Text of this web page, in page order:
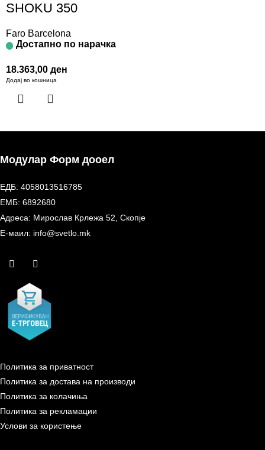
SHOKU 350
Faro Barcelona
Достапно по нарачка
18.363,00 ден
Додај во кошница
Модулар Форм дооел
ЕДБ: 4058013516785
ЕМБ: 6892680
Адреса: Мирослав Крлежа 52, Скопје
Е-маил: info@svetlo.mk
Политика за приватност
Политика за достава на производи
Политика за колачиња
Политика за рекламации
Услови за користење